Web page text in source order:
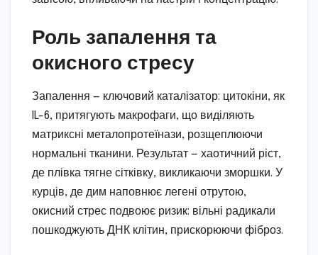
Роль запалення та
окисного стресу
Запалення — ключовий каталізатор: цитокіни, як
IL-6, притягують макрофаги, що виділяють
матриксні металопротеїнази, розщеплюючи
нормальні тканини. Результат — хаотичний ріст,
де плівка тягне сітківку, викликаючи зморшки. У
курців, де дим наповнює легені отрутою,
окисний стрес подвоює ризик: вільні радикали
пошкоджують ДНК клітин, прискорюючи фіброз.